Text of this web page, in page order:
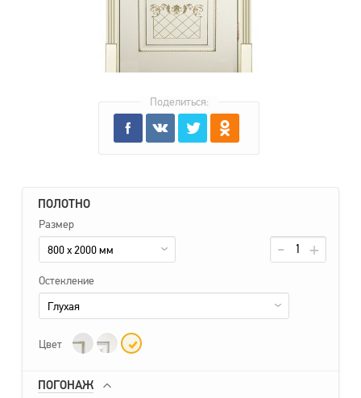
ПОЛОТНО
Размер
800 x 2000 мм
Остекление
Глухая
Цвет
ПОГОНАЖ
Поделиться: